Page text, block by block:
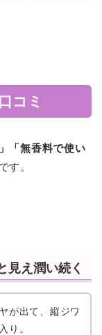
コミ
「無香料で使い
す。
見え潤い続く
が出て、縦ジワ
り。